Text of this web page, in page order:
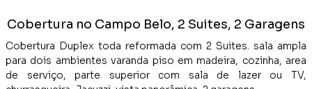
Cobertura no Campo Belo, 2 Suites, 2 Garagens
Cobertura Duplex toda reformada com 2 Suites. sala ampla
para dois ambientes varanda piso em madeira, cozinha, area
de serviço, parte superior com sala de lazer ou TV,